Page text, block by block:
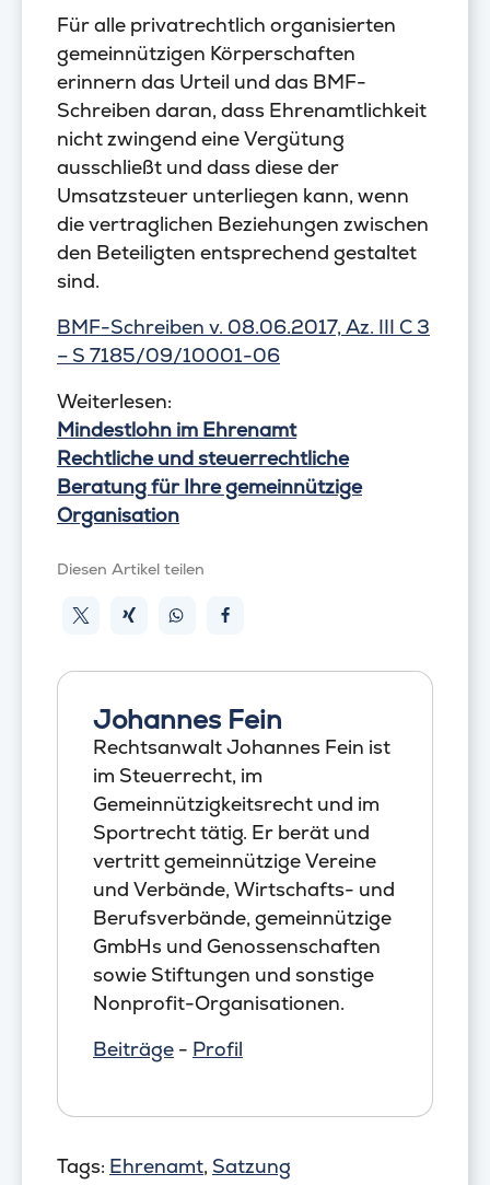
Für alle privatrechtlich organisierten
gemeinnützigen Körperschaften
erinnern das Urteil und das BMF-
Schreiben daran, dass Ehrenamtlichkeit
nicht zwingend eine Vergütung
ausschließt und dass diese der
Umsatzsteuer unterliegen kann, wenn
die vertraglichen Beziehungen zwischen
den Beteiligten entsprechend gestaltet
sind.
BMF-Schreiben v. 08.06.2017, Az. III C 3
– S 7185/09/10001-06
Weiterlesen:
Mindestlohn im Ehrenamt
Rechtliche und steuerrechtliche
Beratung für Ihre gemeinnützige
Organisation
Diesen Artikel teilen
Johannes Fein
Rechtsanwalt Johannes Fein ist
im Steuerrecht, im
Gemeinnützigkeitsrecht und im
Sportrecht tätig. Er berät und
vertritt gemeinnützige Vereine
und Verbände, Wirtschafts- und
Berufsverbände, gemeinnützige
GmbHs und Genossenschaften
sowie Stiftungen und sonstige
Nonprofit-Organisationen.
Beiträge - Profil
Tags: Ehrenamt, Satzung